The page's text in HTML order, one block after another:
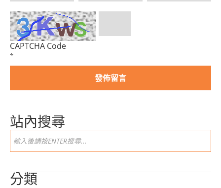
CAPTCHA Code
*
站內搜尋
分類